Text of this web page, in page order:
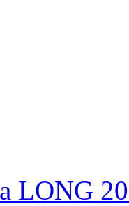
LONG